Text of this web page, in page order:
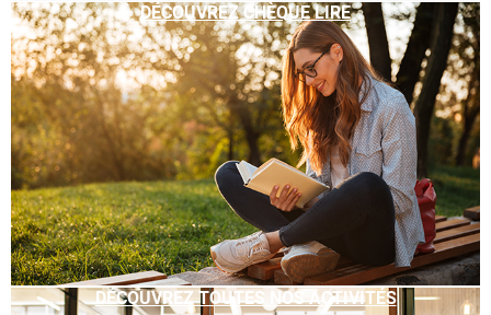
DÉCOUVREZ CHÈQUE LIRE
DÉCOUVREZ TOUTES NOS ACTIVITÉS